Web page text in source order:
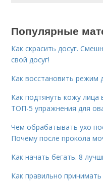
Популярные
Как скрасить досуг.
свой досуг!
Как восстановить режим
Как подтянуть кожу лица
ТОП-5 упражнения для
Чем обрабатывать ухо
Почему после прокола
Как начать бегать. 8
Как правильно